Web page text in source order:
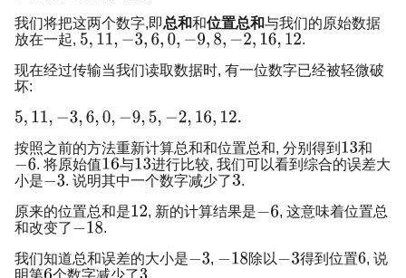
我们将把这两个数字,即总和和位置总和与我们的原始数据
放在一起,
.
现在经过传输当我们读取数据时, 有一位数字已经被轻微破
坏:
按照之前的方法重新计算总和和位置总和, 分别得到
和
. 将原始值
与
进行比较, 我们可以看到综合的误差大
小是
. 说明其中一个数字减少了
.
原来的位置总和是
, 新的计算结果是
, 这意味着位置总
和改变了
.
我们知道总和误差的大小是
, 除以 得到位置
, 说
明第 个数字减少了
.